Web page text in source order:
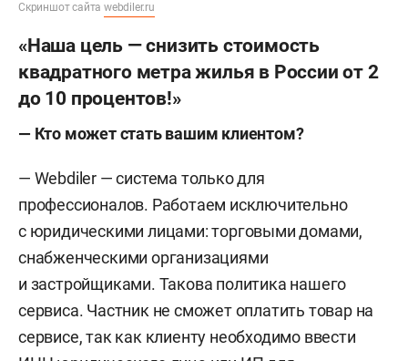
Скриншот сайтаwebdiler.ru
«Наша цель — снизить стоимость
квадратного метра жилья в России от 2
до 10 процентов!»
— Кто может стать вашим клиентом?
— Webdiler — система только для
профессионалов. Работаем исключительно
с юридическими лицами: торговыми домами,
снабженческими организациями
и застройщиками. Такова политика нашего
сервиса. Частник не сможет оплатить товар на
сервисе, так как клиенту необходимо ввести